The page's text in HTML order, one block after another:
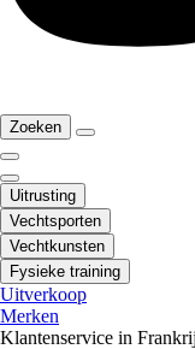
Zoeken
Uitrusting
Vechtsporten
Vechtkunsten
Fysieke training
Uitverkoop
Merken
Klantenservice in